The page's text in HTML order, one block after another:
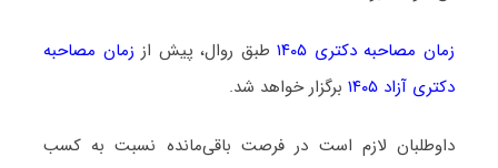
زمان مصاحبه دکتری ۱۴۰۵ طبق روال، پیش از زمان مصاحبه
دکتری آزاد ۱۴۰۵
برگزار خواهد شد.
داوطلبان لازم است در فرصت باقی‌مانده نسبت به کسب